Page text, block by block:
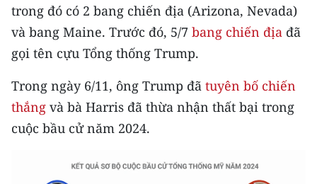
THỂ THAO
GIÁO DỤC
Y TẾ
KHOA HỌC - CÔNG NGHỆ
trong đó có 2 bang chiến địa (Arizona, Nevada)
và bang Maine. Trước đó, 5/7 bang chiến địa đã
gọi tên cựu Tổng thống Trump.
Trong ngày 6/11, ông Trump đã tuyên bố chiến
thắng và bà Harris đã thừa nhận thất bại trong
cuộc bầu cử năm 2024.